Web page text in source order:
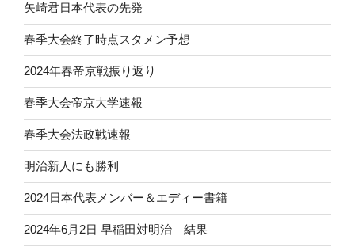
矢崎君日本代表の先発
春季大会終了時点スタメン予想
2024年春帝京戦振り返り
春季大会帝京大学速報
春季大会法政戦速報
明治新人にも勝利
2024日本代表メンバー＆エディー書籍
2024年6月2日 早稲田対明治 結果